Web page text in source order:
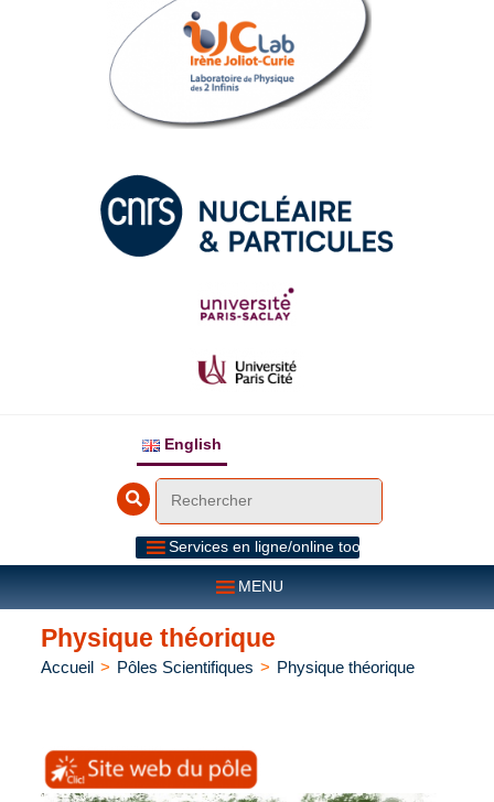
English
Services en ligne/online tools
MENU
Physique théorique
Accueil > Pôles Scientifiques > Physique théorique